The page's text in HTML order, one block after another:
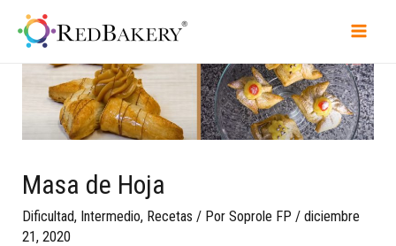
Masa de Hoja
Dificultad, Intermedio, Recetas / PorSoprole FP /diciembre
21, 2020